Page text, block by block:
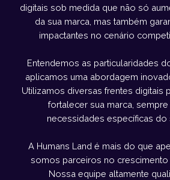
digitais sob medida que não só
da sua marca, mas também
impactantes no cenário
Entendemos as particularidades
aplicamos uma abordagem
Utilizamos diversas frentes digitais
fortalecer sua marca,
necessidades específicas do
A Humans Land é mais do que
somos parceiros no crescimento
Nossa equipe altamente